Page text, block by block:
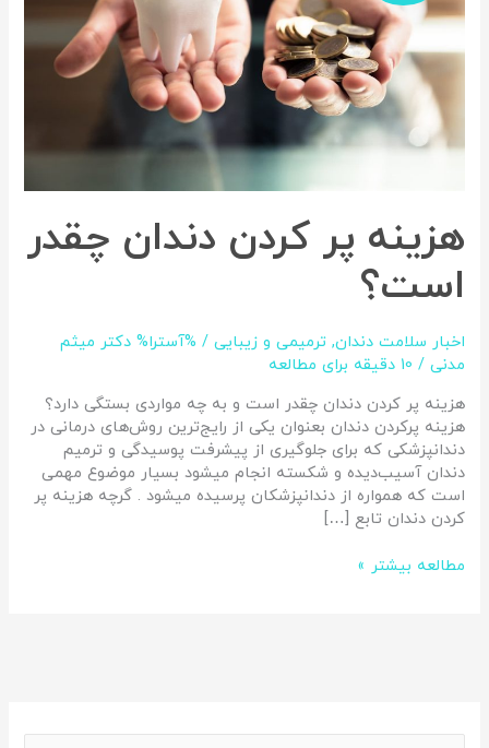
هزینه پر کردن دندان چقدر
است؟
اخبار سلامت دندان,ترمیمی و زیبایی / %آسترا% دکتر میثم
مدنی/ 10 دقیقه برای مطالعه
هزینه پر کردن دندان چقدر است و به چه مواردی بستگی دارد؟
هزینه پرکردن دندان بعنوان یکی از رایج‌ترین روش‌های درمانی در
دندانپزشکی که برای جلوگیری از پیشرفت پوسیدگی و ترمیم
دندان آسیب‌دیده و شکسته انجام میشود بسیار موضوع مهمی
است که همواره از دندانپزشکان پرسیده میشود . گرچه هزینه پر
کردن دندان تابع […]
است؟
مطالعه بیشتر »